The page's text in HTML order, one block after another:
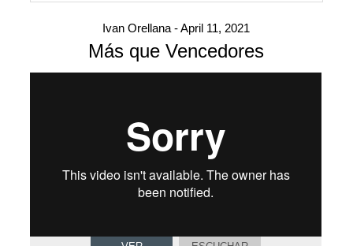
Ivan Orellana - April 11, 2021
Más que Vencedores